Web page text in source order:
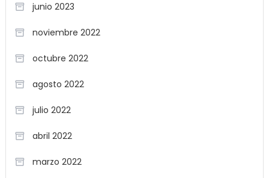
junio 2023
noviembre 2022
octubre 2022
agosto 2022
julio 2022
abril 2022
marzo 2022